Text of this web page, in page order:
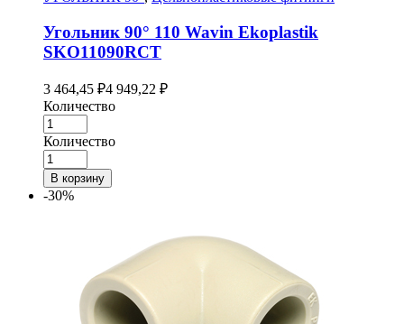
Угольник 90° 110 Wavin Ekoplastik
SKO11090RCT
3 464,45 ₽4 949,22 ₽
Количество
Количество
В корзину
-30%